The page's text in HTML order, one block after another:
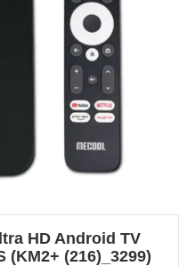
HD Android TV
(KM2+ (216)_3299)